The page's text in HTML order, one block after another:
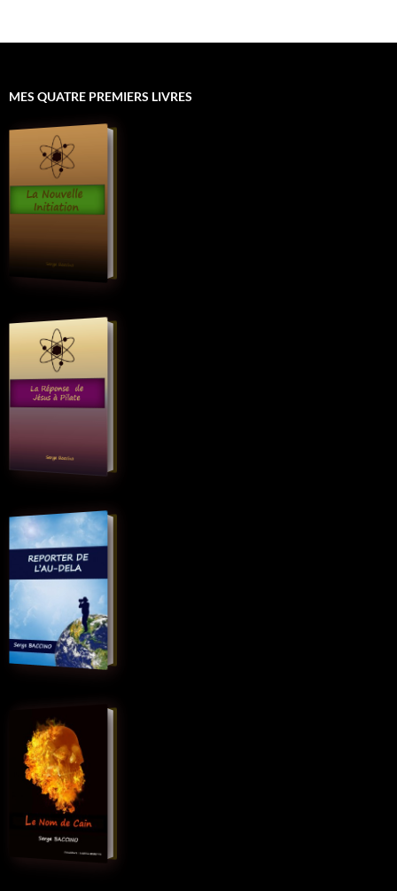
MES QUATRE PREMIERS LIVRES